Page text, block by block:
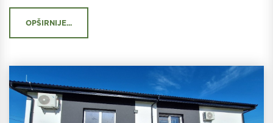
OPŠIRNIJE...